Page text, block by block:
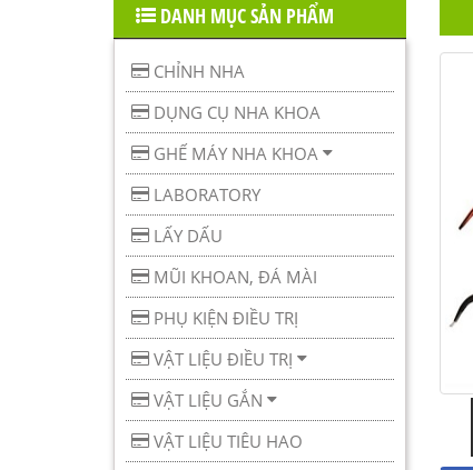
DANH MỤC SẢN PHẨM
CHỈNH NHA
DỤNG CỤ NHA KHOA
GHẾ MÁY NHA KHOA
LABORATORY
LẤY DẤU
MŨI KHOAN, ĐÁ MÀI
PHỤ KIỆN ĐIỀU TRỊ
VẬT LIỆU ĐIỀU TRỊ
VẬT LIỆU GẮN
VẬT LIỆU TIÊU HAO